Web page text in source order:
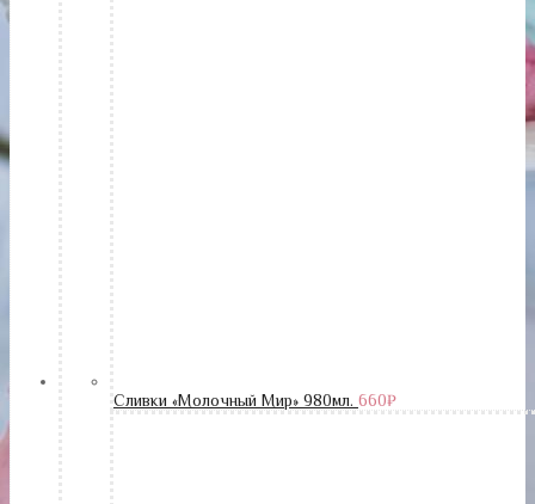
Сливки «Молочный Мир» 980мл. 660₽